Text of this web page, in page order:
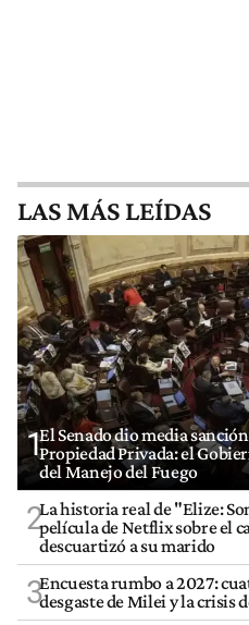
LAS MÁS LEÍDAS
1El Senado dio media
Propiedad Privada: el
del Manejo del Fuego
2La historia real de "Elize:
película de Netflix sobre el
descuartizó a su marido
3Encuesta rumbo a 2027:
desgaste de Milei y la crisis